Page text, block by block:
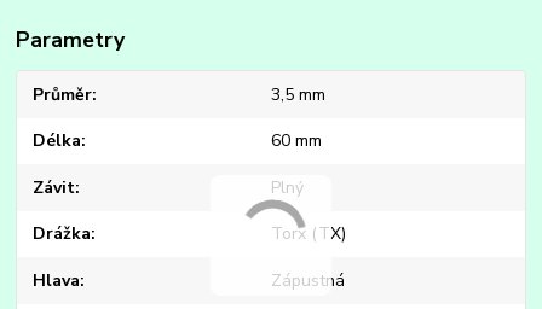
Parametry
Průměr 3,5 mm
Délka 60 mm
Závit Plný
Drážka Torx (TX)
Hlava Zápustná